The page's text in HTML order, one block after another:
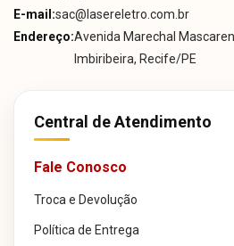
E-mail:sac@lasereletro.com.br
Endereço:Avenida Marechal
Imbiribeira, Recife/PE
Central de Atendimento
Fale Conosco
Troca e Devolução
Política de Entrega